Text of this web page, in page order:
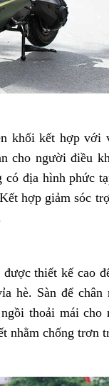
khối kết hợp với
cho người điều
có địa hình phức
hợp giảm sóc
được thiết kế cao
hè. Sàn để
thoải mái cho
nhằm chống trơn